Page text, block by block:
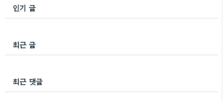
인기 글
최근 글
최근 댓글